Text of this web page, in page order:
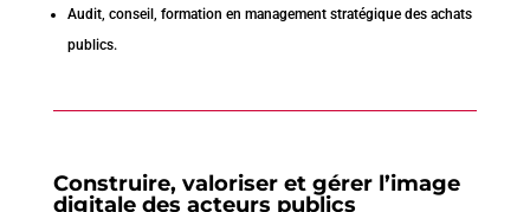
Audit, conseil, formation en management stratégique des achats
publics.
Construire, valoriser et gérer l’image
digitale des acteurs publics